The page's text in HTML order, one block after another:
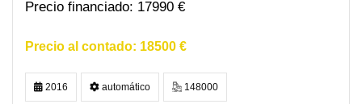
17990 €
18500 €
2016 automático 148000